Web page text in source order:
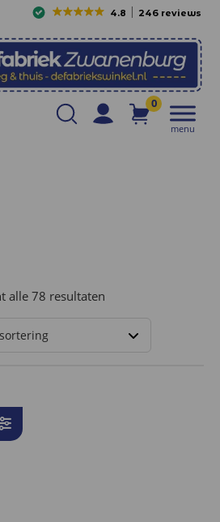
4.8 246 reviews
0
menu
alle 78 resultaten